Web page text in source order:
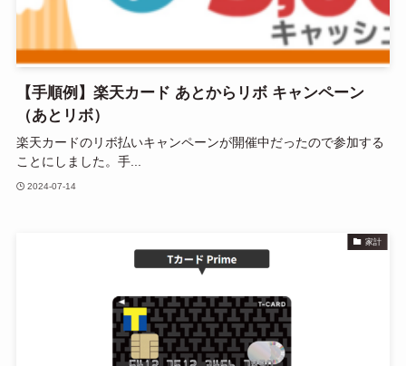
【手順例】楽天カード あとからリボ キャンペーン
（あとリボ）
楽天カードのリボ払いキャンペーンが開催中だったので参加する
ことにしました。手...
2024-07-14
家計